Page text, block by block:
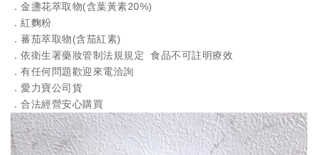
．金盞花萃取物(含葉黃素20%)
．紅麴粉
．蕃茄萃取物(含茄紅素)
．依衛生署藥妝管制法規規定 食品不可註明療效
．有任何問題歡迎來電洽詢
．愛力寶公司貨
．合法經營安心購買